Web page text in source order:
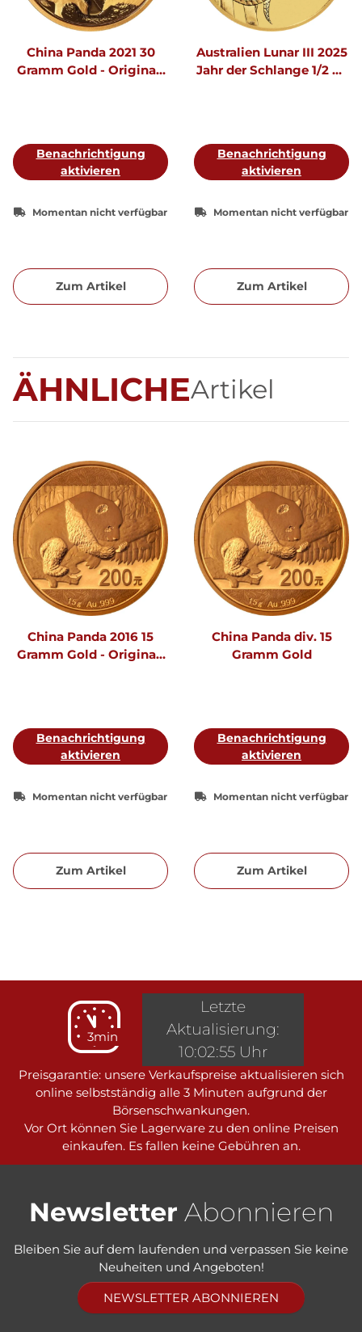
China Panda 2021 30
Gramm Gold - Original-
Benachrichtigung
aktivieren
Momentan nicht verfügbar
Zum Artikel
Australien Lunar III 2025
Jahr der Schlange 1/2 oz
Benachrichtigung
aktivieren
Momentan nicht verfügbar
Zum Artikel
ÄHNLICHEArtikel
China Panda 2016 15
Gramm Gold - Original-
Benachrichtigung
aktivieren
Momentan nicht verfügbar
Zum Artikel
China Panda div. 15
Gramm Gold
Benachrichtigung
aktivieren
Momentan nicht verfügbar
Zum Artikel
3min
Preisgarantie: unsere Verkaufspreise aktualisieren sich
online selbstständig alle 3 Minuten aufgrund der
Börsenschwankungen.
Vor Ort können Sie Lagerware zu den online Preisen
einkaufen. Es fallen keine Gebühren an.
Letzte
Aktualisierung:
10:02:55 Uhr
Newsletter Abonnieren
Bleiben Sie auf dem laufenden und verpassen Sie keine
Neuheiten und Angeboten!
NEWSLETTER ABONNIEREN